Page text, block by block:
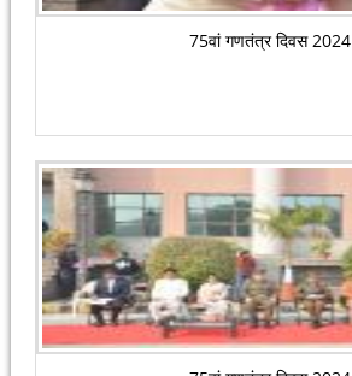
75वां गणतंत्र दिवस 2024